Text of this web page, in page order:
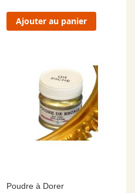
Ajouter au panier
Poudre à Dorer